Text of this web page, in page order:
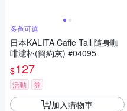
多色可選
日本KALITA Caffe Tall 隨身咖
啡濾杯(簡約灰) #04095
$127
活動 券
加入購物車